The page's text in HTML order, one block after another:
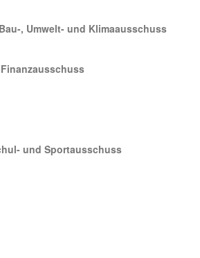
, Umwelt- und Klimaausschuss
und Sportausschuss